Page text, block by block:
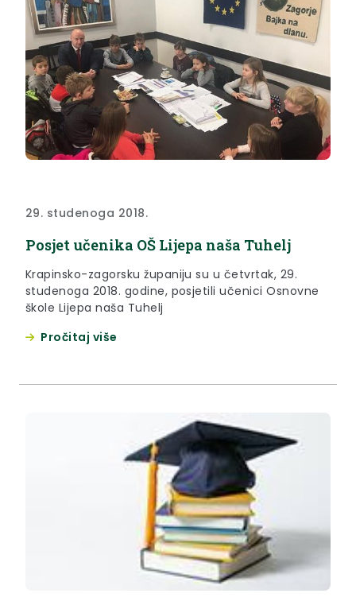
29. studenoga 2018.
Posjet učenika OŠ Lijepa naša Tuhelj
Krapinsko-zagorsku županiju su u četvrtak, 29.
studenoga 2018. godine, posjetili učenici Osnovne
škole Lijepa naša Tuhelj
Pročitaj više